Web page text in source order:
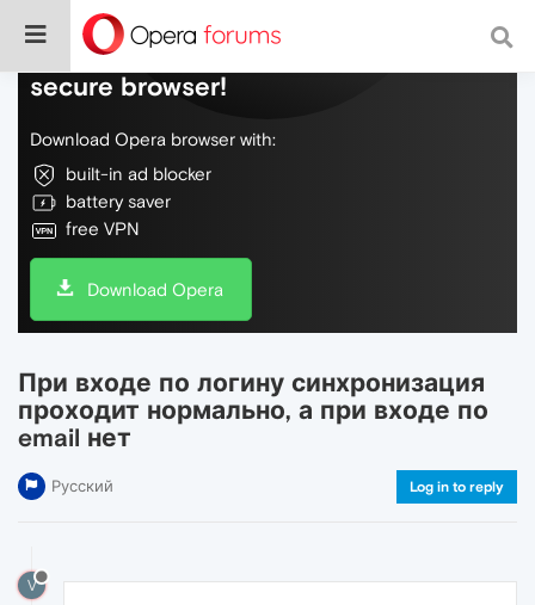
Do more on the web, with a fast and
secure browser!
Download Opera browser with:
built-in ad blocker
battery saver
free VPN
Download Opera
При входе по логину синхронизация
проходит нормально, а при входе по
email нет
Русский Log in to reply
V